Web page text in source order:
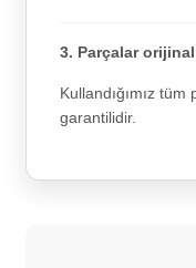
3. Parçalar
Kullandığımız
garantilidir.